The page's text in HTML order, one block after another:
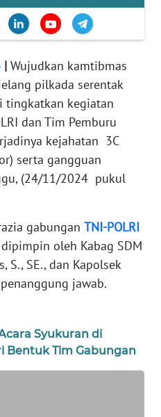
| Wujudkan kamtibmas
pilkada serentak
tingkatkan kegiatan
dan Tim Pemburu
kejahatan 3C
serta gangguan
(24/11/2024 pukul
gabungan TNI-POLRI
oleh Kabag SDM
S., SE., dan Kapolsek
jawab.
Syukuran di
Bentuk Tim Gabungan